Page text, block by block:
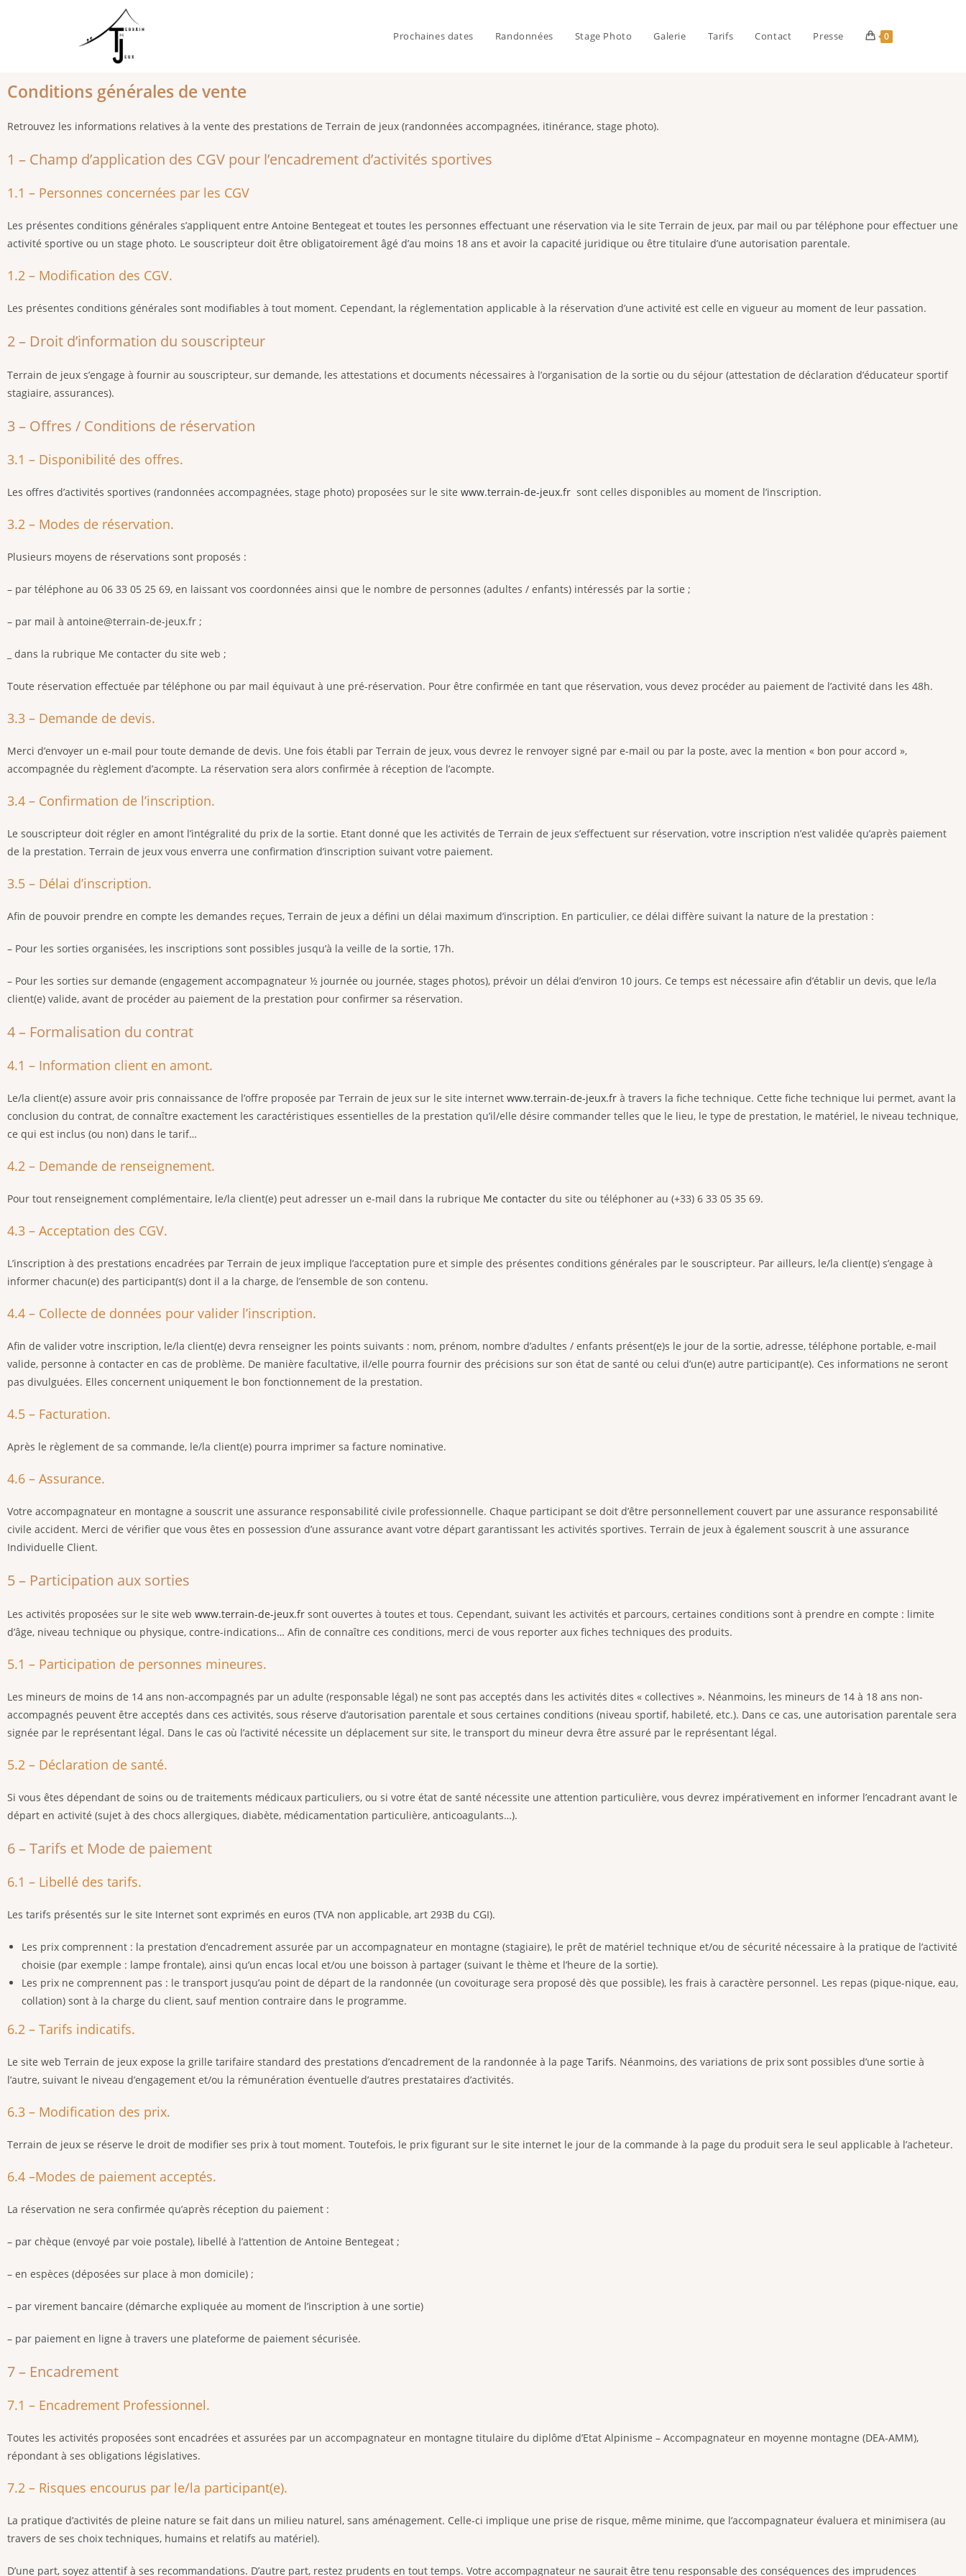
Prochaines dates Randonnées Stage Photo Galerie Tarifs Contact Presse 0
Conditions générales de vente
Retrouvez les informations relatives à la vente des prestations de Terrain de jeux (randonnées accompagnées, itinérance, stage photo).
1 – Champ d’application des CGV pour l’encadrement d’activités sportives
1.1 – Personnes concernées par les CGV
Les présentes conditions générales s’appliquent entre Antoine Bentegeat et toutes les personnes effectuant une réservation via le site Terrain de jeux, par mail ou par téléphone pour effectuer une
activité sportive ou un stage photo. Le souscripteur doit être obligatoirement âgé d’au moins 18 ans et avoir la capacité juridique ou être titulaire d’une autorisation parentale.
1.2 – Modification des CGV.
Les présentes conditions générales sont modifiables à tout moment. Cependant, la réglementation applicable à la réservation d’une activité est celle en vigueur au moment de leur passation.
2 – Droit d’information du souscripteur
Terrain de jeux s’engage à fournir au souscripteur, sur demande, les attestations et documents nécessaires à l’organisation de la sortie ou du séjour (attestation de déclaration d’éducateur sportif
stagiaire, assurances).
3 – Offres / Conditions de réservation
3.1 – Disponibilité des offres.
Les offres d’activités sportives (randonnées accompagnées, stage photo) proposées sur le site www.terrain-de-jeux.fr sont celles disponibles au moment de l’inscription.
3.2 – Modes de réservation.
Plusieurs moyens de réservations sont proposés :
– par téléphone au 06 33 05 25 69, en laissant vos coordonnées ainsi que le nombre de personnes (adultes / enfants) intéressés par la sortie ;
– par mail à antoine@terrain-de-jeux.fr ;
_ dans la rubrique Me contacter du site web ;
Toute réservation effectuée par téléphone ou par mail équivaut à une pré-réservation. Pour être confirmée en tant que réservation, vous devez procéder au paiement de l’activité dans les 48h.
3.3 – Demande de devis.
Merci d’envoyer un e-mail pour toute demande de devis. Une fois établi par Terrain de jeux, vous devrez le renvoyer signé par e-mail ou par la poste, avec la mention « bon pour accord »,
accompagnée du règlement d’acompte. La réservation sera alors confirmée à réception de l’acompte.
3.4 – Confirmation de l’inscription.
Le souscripteur doit régler en amont l’intégralité du prix de la sortie. Etant donné que les activités de Terrain de jeux s’effectuent sur réservation, votre inscription n’est validée qu’après paiement
de la prestation. Terrain de jeux vous enverra une confirmation d’inscription suivant votre paiement.
3.5 – Délai d’inscription.
Afin de pouvoir prendre en compte les demandes reçues, Terrain de jeux a défini un délai maximum d’inscription. En particulier, ce délai diffère suivant la nature de la prestation :
– Pour les sorties organisées, les inscriptions sont possibles jusqu’à la veille de la sortie, 17h.
– Pour les sorties sur demande (engagement accompagnateur ½ journée ou journée, stages photos), prévoir un délai d’environ 10 jours. Ce temps est nécessaire afin d’établir un devis, que le/la
client(e) valide, avant de procéder au paiement de la prestation pour confirmer sa réservation.
4 – Formalisation du contrat
4.1 – Information client en amont.
Le/la client(e) assure avoir pris connaissance de l’offre proposée par Terrain de jeux sur le site internet www.terrain-de-jeux.fr à travers la fiche technique. Cette fiche technique lui permet, avant la
conclusion du contrat, de connaître exactement les caractéristiques essentielles de la prestation qu’il/elle désire commander telles que le lieu, le type de prestation, le matériel, le niveau technique,
ce qui est inclus (ou non) dans le tarif…
4.2 – Demande de renseignement.
Pour tout renseignement complémentaire, le/la client(e) peut adresser un e-mail dans la rubrique Me contacter du site ou téléphoner au (+33) 6 33 05 35 69.
4.3 – Acceptation des CGV.
L’inscription à des prestations encadrées par Terrain de jeux implique l’acceptation pure et simple des présentes conditions générales par le souscripteur. Par ailleurs, le/la client(e) s’engage à
informer chacun(e) des participant(s) dont il a la charge, de l’ensemble de son contenu.
4.4 – Collecte de données pour valider l’inscription.
Afin de valider votre inscription, le/la client(e) devra renseigner les points suivants : nom, prénom, nombre d’adultes / enfants présent(e)s le jour de la sortie, adresse, téléphone portable, e-mail
valide, personne à contacter en cas de problème. De manière facultative, il/elle pourra fournir des précisions sur son état de santé ou celui d’un(e) autre participant(e). Ces informations ne seront
pas divulguées. Elles concernent uniquement le bon fonctionnement de la prestation.
4.5 – Facturation.
Après le règlement de sa commande, le/la client(e) pourra imprimer sa facture nominative.
4.6 – Assurance.
Votre accompagnateur en montagne a souscrit une assurance responsabilité civile professionnelle. Chaque participant se doit d’être personnellement couvert par une assurance responsabilité
civile accident. Merci de vérifier que vous êtes en possession d’une assurance avant votre départ garantissant les activités sportives. Terrain de jeux à également souscrit à une assurance
Individuelle Client.
5 – Participation aux sorties
Les activités proposées sur le site web www.terrain-de-jeux.fr sont ouvertes à toutes et tous. Cependant, suivant les activités et parcours, certaines conditions sont à prendre en compte : limite
d’âge, niveau technique ou physique, contre-indications… Afin de connaître ces conditions, merci de vous reporter aux fiches techniques des produits.
5.1 – Participation de personnes mineures.
Les mineurs de moins de 14 ans non-accompagnés par un adulte (responsable légal) ne sont pas acceptés dans les activités dites « collectives ». Néanmoins, les mineurs de 14 à 18 ans non-
accompagnés peuvent être acceptés dans ces activités, sous réserve d’autorisation parentale et sous certaines conditions (niveau sportif, habileté, etc.). Dans ce cas, une autorisation parentale sera
signée par le représentant légal. Dans le cas où l’activité nécessite un déplacement sur site, le transport du mineur devra être assuré par le représentant légal.
5.2 – Déclaration de santé.
Si vous êtes dépendant de soins ou de traitements médicaux particuliers, ou si votre état de santé nécessite une attention particulière, vous devrez impérativement en informer l’encadrant avant le
départ en activité (sujet à des chocs allergiques, diabète, médicamentation particulière, anticoagulants…).
6 – Tarifs et Mode de paiement
6.1 – Libellé des tarifs.
Les tarifs présentés sur le site Internet sont exprimés en euros (TVA non applicable, art 293B du CGI).
Les prix comprennent : la prestation d’encadrement assurée par un accompagnateur en montagne (stagiaire), le prêt de matériel technique et/ou de sécurité nécessaire à la pratique de l’activité
choisie (par exemple : lampe frontale), ainsi qu’un encas local et/ou une boisson à partager (suivant le thème et l’heure de la sortie).
Les prix ne comprennent pas : le transport jusqu’au point de départ de la randonnée (un covoiturage sera proposé dès que possible), les frais à caractère personnel. Les repas (pique-nique, eau,
collation) sont à la charge du client, sauf mention contraire dans le programme.
6.2 – Tarifs indicatifs.
Le site web Terrain de jeux expose la grille tarifaire standard des prestations d’encadrement de la randonnée à la page Tarifs. Néanmoins, des variations de prix sont possibles d’une sortie à
l’autre, suivant le niveau d’engagement et/ou la rémunération éventuelle d’autres prestataires d’activités.
6.3 – Modification des prix.
Terrain de jeux se réserve le droit de modifier ses prix à tout moment. Toutefois, le prix figurant sur le site internet le jour de la commande à la page du produit sera le seul applicable à l’acheteur.
6.4 –Modes de paiement acceptés.
La réservation ne sera confirmée qu’après réception du paiement :
– par chèque (envoyé par voie postale), libellé à l’attention de Antoine Bentegeat ;
– en espèces (déposées sur place à mon domicile) ;
– par virement bancaire (démarche expliquée au moment de l’inscription à une sortie)
– par paiement en ligne à travers une plateforme de paiement sécurisée.
7 – Encadrement
7.1 – Encadrement Professionnel.
Toutes les activités proposées sont encadrées et assurées par un accompagnateur en montagne titulaire du diplôme d’Etat Alpinisme – Accompagnateur en moyenne montagne (DEA-AMM),
répondant à ses obligations législatives.
7.2 – Risques encourus par le/la participant(e).
La pratique d’activités de pleine nature se fait dans un milieu naturel, sans aménagement. Celle-ci implique une prise de risque, même minime, que l’accompagnateur évaluera et minimisera (au
travers de ses choix techniques, humains et relatifs au matériel).
D’une part, soyez attentif à ses recommandations. D’autre part, restez prudents en tout temps. Votre accompagnateur ne saurait être tenu responsable des conséquences des imprudences